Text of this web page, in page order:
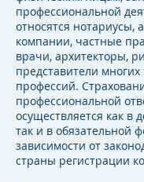
профессиональной
относятся нотариусы,
компании, частные
врачи, архитекторы,
представители
профессий.
профессиональной
осуществляется как в
так и в обязательной
зависимости от
страны регистрации